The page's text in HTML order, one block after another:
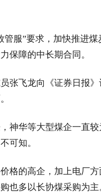
管服”要求，加快推进
保障的中长期合同。
张飞龙向《证券日报
神华等大型煤企一直
可知。
格的高企，加上电厂
也多以长协煤采购为主